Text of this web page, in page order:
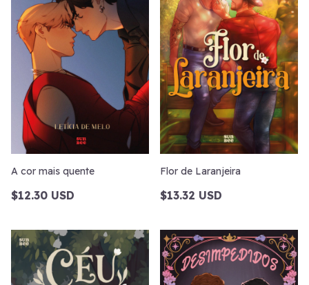
A cor mais quente
$12.30 USD
Flor de Laranjeira
$13.32 USD